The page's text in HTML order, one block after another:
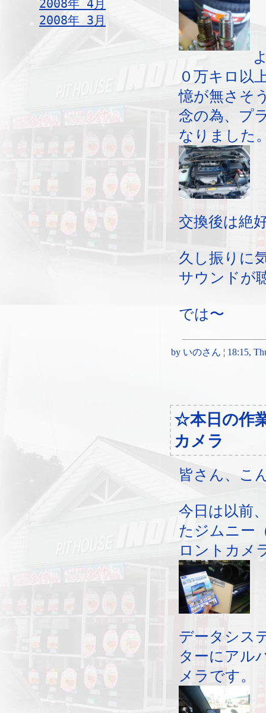
2008年 4月
2008年 3月
０万キロ以
憶が無さそ
念の為、プ
なりました
交換後は絶
久し振りに
サウンドが
では〜
by いのさん ¦ 18:15,
☆本日の作
カメラ
皆さん、こ
今日は以前
たジムニー
ロントカメ
データシス
ターにアル
メラです。